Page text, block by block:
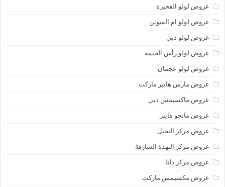
عروض لولو الفجيرة
عروض لولو ام القيوين
عروض لولو دبي
عروض لولو رأس الخيمة
عروض لولو عجمان
عروض مارس هايبر ماركت
عروض ماكسيمس دبي
عروض مانجو هايبر
عروض مركز النخيل
عروض مركز النهدة الشارقة
عروض مركز دلتا
عروض مكسيمس ماركت